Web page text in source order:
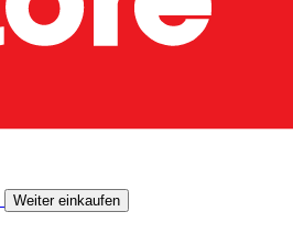
Weiter einkaufen